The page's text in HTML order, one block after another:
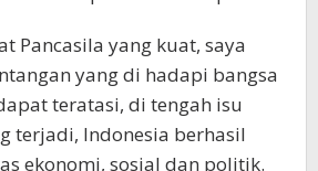
Pancasila yang kuat, saya
yang di hadapi bangsa
teratasi, di tengah isu
terjadi, Indonesia berhasil
ekonomi, sosial dan politik.